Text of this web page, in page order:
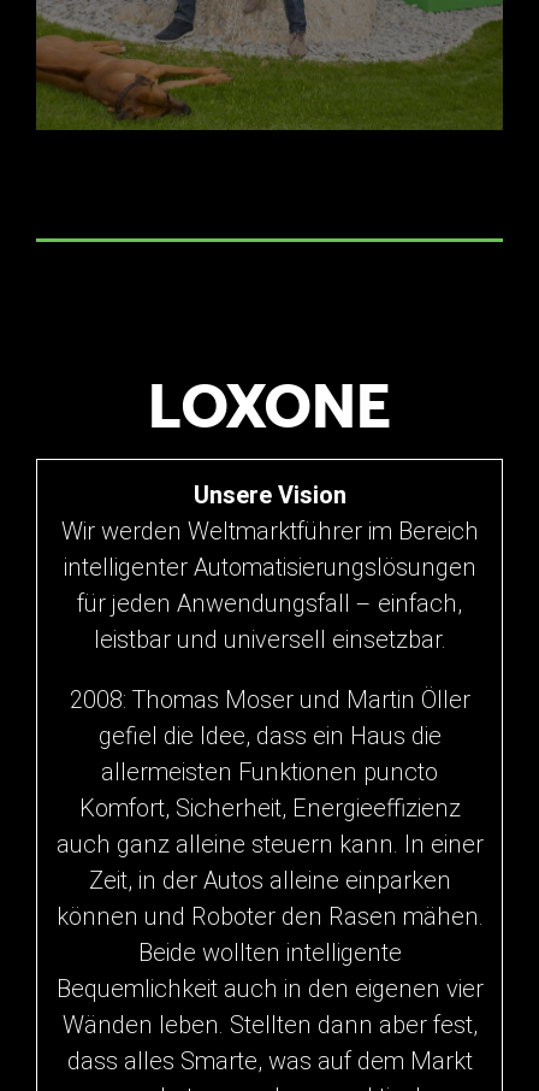
LOXONE
Unsere Vision
Wir werden Weltmarktführer im Bereich
intelligenter Automatisierungslösungen
für jeden Anwendungsfall – einfach,
leistbar und universell einsetzbar.
2008: Thomas Moser und Martin Öller
gefiel die Idee, dass ein Haus die
allermeisten Funktionen puncto
Komfort, Sicherheit, Energieeffizienz
auch ganz alleine steuern kann. In einer
Zeit, in der Autos alleine einparken
können und Roboter den Rasen mähen.
Beide wollten intelligente
Bequemlichkeit auch in den eigenen vier
Wänden leben. Stellten dann aber fest,
dass alles Smarte, was auf dem Markt